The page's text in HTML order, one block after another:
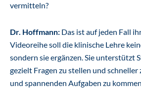
vermitteln?
Dr. Hoffmann: Das ist auf jeden Fall
Videoreihe soll die klinische Lehre
sondern sie ergänzen. Sie unterstützt
gezielt Fragen zu stellen und schneller
und spannenden Aufgaben zu